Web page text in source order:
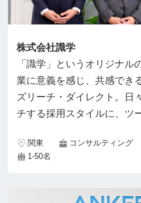
株式会社識学
「識学」というオリジナ
業に意義を感じ、共感でき
ズリーチ・ダイレクト。日
チする採用スタイルに、ツ
関東 コンサルティング
1-50名